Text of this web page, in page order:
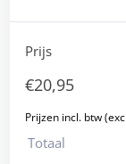
Prijs
€20,95
Totaal